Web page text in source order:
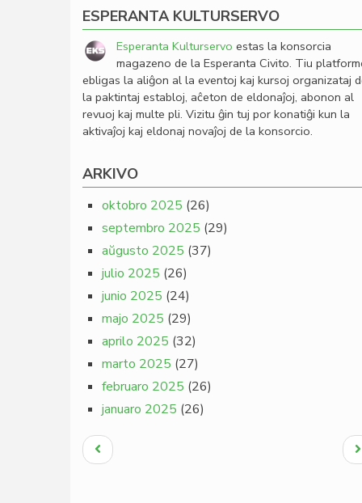
ESPERANTA KULTURSERVO
Esperanta Kulturservo estas la konsorcia
magazeno de la Esperanta Civito. Tiu
ebligas la aliĝon al la eventoj kaj kursoj organizataj
la paktintaj establoj, aĉeton de eldonaĵoj, abonon al
revuoj kaj multe pli. Vizitu ĝin tuj por konatiĝi kun la
aktivaĵoj kaj eldonaj novaĵoj de la konsorcio.
ARKIVO
oktobro 2025 (26)
septembro 2025 (29)
aŭgusto 2025 (37)
julio 2025 (26)
junio 2025 (24)
majo 2025 (29)
aprilo 2025 (32)
marto 2025 (27)
februaro 2025 (26)
januaro 2025 (26)
Pagination
Antaŭa
paĝo